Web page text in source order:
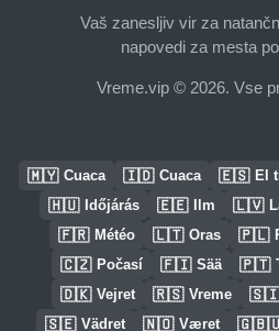
Vaš zanesljiv vir za
napovedi za mesta
Vreme.vip © 2026. Vse
🇲🇾 Cuaca 🇮🇩 Cuaca 🇪🇸 El
🇭🇺 Időjárás 🇪🇪 Ilm 🇱🇻
🇫🇷 Météo 🇱🇹 Oras 🇵🇱
🇨🇿 Počasí 🇫🇮 Sää 🇵🇹
🇩🇰 Vejret 🇷🇸 Vreme 🇸🇮
🇸🇪 Vädret 🇳🇴 Været